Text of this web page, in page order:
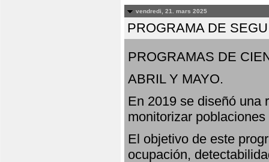
vendredi, 21. mars 2025
PROGRAMA DE
PROGRAMAS DE
ABRIL Y MAYO.
En 2019 se diseñó una
monitorizar
El objetivo de este
ocupación,